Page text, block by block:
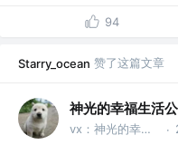
94
Starry_ocean 赞了这篇文章
神光的幸福生活
vx：神光的幸福生活 ·